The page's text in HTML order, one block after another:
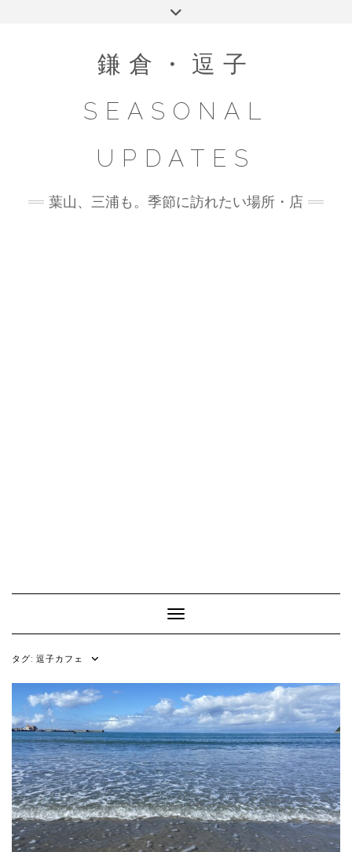
鎌倉・逗子
SEASONAL
UPDATES
葉山、三浦も。季節に訪れたい場所・店
Toggle Navigation
タグ: 逗子カフェ